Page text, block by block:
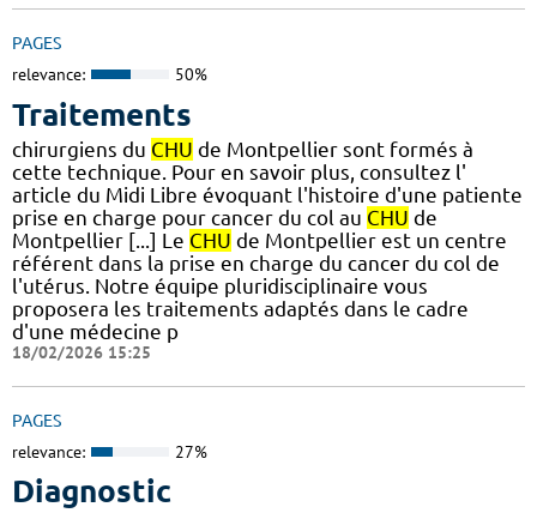
PAGES
relevance: 50%
Traitements
chirurgiens du CHU de Montpellier sont formés à
cette technique. Pour en savoir plus, consultez l'
article du Midi Libre évoquant l'histoire d'une patiente
prise en charge pour cancer du col au CHU de
Montpellier [...] Le CHU de Montpellier est un centre
référent dans la prise en charge du cancer du col de
l'utérus. Notre équipe pluridisciplinaire vous
proposera les traitements adaptés dans le cadre
d'une médecine p
18/02/2026 15:25
PAGES
relevance: 27%
Diagnostic